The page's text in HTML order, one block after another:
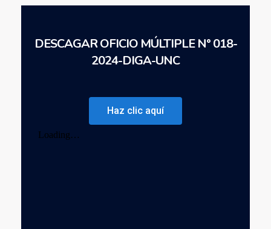
DESCAGAR OFICIO MÚLTIPLE N° 018-
2024-DIGA-UNC
Haz clic aquí